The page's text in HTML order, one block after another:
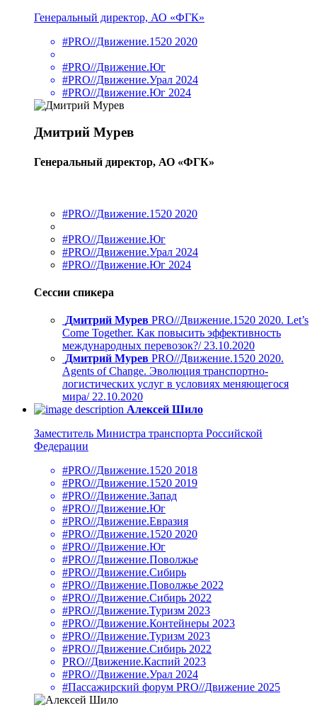
Генеральный директор, АО «ФГК»
#PRO//Движение.1520 2020
#PRO//Движение.Юг
#PRO//Движение.Урал 2024
#PRO//Движение.Юг 2024
Дмитрий Мурев
Генеральный директор, АО «ФГК»
#PRO//Движение.1520 2020
#PRO//Движение.Юг
#PRO//Движение.Урал 2024
#PRO//Движение.Юг 2024
Сессии спикера
Дмитрий Мурев PRO//Движение.1520 2020. Let’s
Come Together. Как повысить эффективность
международных перевозок?/ 23.10.2020
Дмитрий Мурев PRO//Движение.1520 2020.
Agents of Change. Эволюция транспортно-
логистических услуг в условиях меняющегося
мира/ 22.10.2020
Алексей Шило
Заместитель Министра транспорта Российской
Федерации
#PRO//Движение.1520 2018
#PRO//Движение.1520 2019
#PRO//Движение.Запад
#PRO//Движение.Юг
#PRO//Движение.Евразия
#PRO//Движение.1520 2020
#PRO//Движение.Юг
#PRO//Движение.Поволжье
#PRO//Движение.Сибирь
#PRO//Движение.Поволжье 2022
#PRO//Движение.Сибирь 2022
#PRO//Движение.Туризм 2023
#PRO//Движение.Контейнеры 2023
#PRO//Движение.Туризм 2023
#PRO//Движение.Сибирь 2022
PRO//Движение.Каспий 2023
#PRO//Движение.Урал 2024
#Пассажирский форум PRO//Движение 2025